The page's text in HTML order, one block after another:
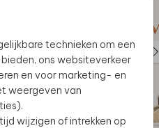
technieken om een
ons websiteverkeer
en voor marketing- en
weergeven van
wijzigen of intrekken op
helpen.